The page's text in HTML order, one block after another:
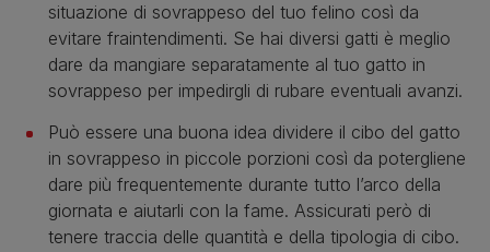
situazione di sovrappeso del tuo felino così da
evitare fraintendimenti. Se hai diversi gatti è meglio
dare da mangiare separatamente al tuo gatto in
sovrappeso per impedirgli di rubare eventuali avanzi.
Può essere una buona idea dividere il cibo del gatto
in sovrappeso in piccole porzioni così da potergliene
dare più frequentemente durante tutto l’arco della
giornata e aiutarli con la fame. Assicurati però di
tenere traccia delle quantità e della tipologia di cibo.